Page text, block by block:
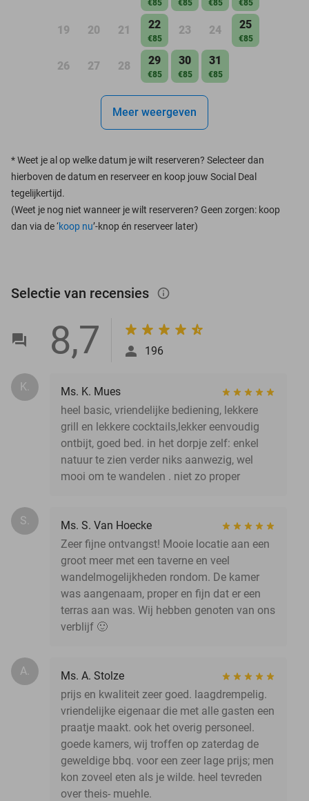
€85 €85 €85 €85
19 20 21 22
€85
23 24 25
€85
26 27 28 29
€85
30
€85
31
€85
Meer weergeven
*Weet je al op welke datum je wilt reserveren? Selecteer dan
hierboven de datum en reserveer en koop jouw Social Deal
tegelijkertijd.
(Weet je nog niet wanneer je wilt reserveren? Geen zorgen: koop
dan via de ‘koop nu’-knop én reserveer later)
Selectie van recensies info_outlined
8,7 196
K.
Ms. K. Mues
heel basic, vriendelijke bediening, lekkere
grill en lekkere cocktails,lekker eenvoudig
ontbijt, goed bed. in het dorpje zelf: enkel
natuur te zien verder niks aanwezig, wel
mooi om te wandelen . niet zo proper
S.
Ms. S. Van Hoecke
Zeer fijne ontvangst! Mooie locatie aan een
groot meer met een taverne en veel
wandelmogelijkheden rondom. De kamer
was aangenaam, proper en fijn dat er een
terras aan was. Wij hebben genoten van ons
verblijf 🙂
A.
Ms. A. Stolze
prijs en kwaliteit zeer goed. laagdrempelig.
vriendelijke eigenaar die met alle gasten een
praatje maakt. ook het overig personeel.
goede kamers, wij troffen op zaterdag de
geweldige bbq. voor een zeer lage prijs; men
kon zoveel eten als je wilde. heel tevreden
over theis- muehle.